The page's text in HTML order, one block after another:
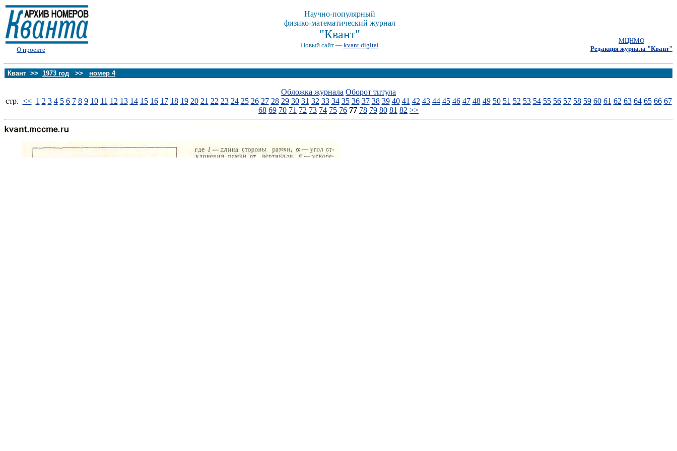
О проекте
Научно-популярный
физико-математический журнал
"Квант"
Новый сайт — kvant.digital
МЦНМО
Редакция журнала "Квант"
Квант >> 1973 год >> номер 4
Обложка журнала Оборот титула
стp. << 1 2 3 4 5 6 7 8 9 10 11 12 13 14 15 16 17 18 19 20 21 22 23 24 25 26 27 28 29 30 31 32 33 34 35 36 37 38 39 40 41 42 43 44 45 46 47 48 49 50 51 52 53 54 55 56 57 58 59 60 61 62 63 64 65 66 67
68 69 70 71 72 73 74 75 76 77 78 79 80 81 82 >>